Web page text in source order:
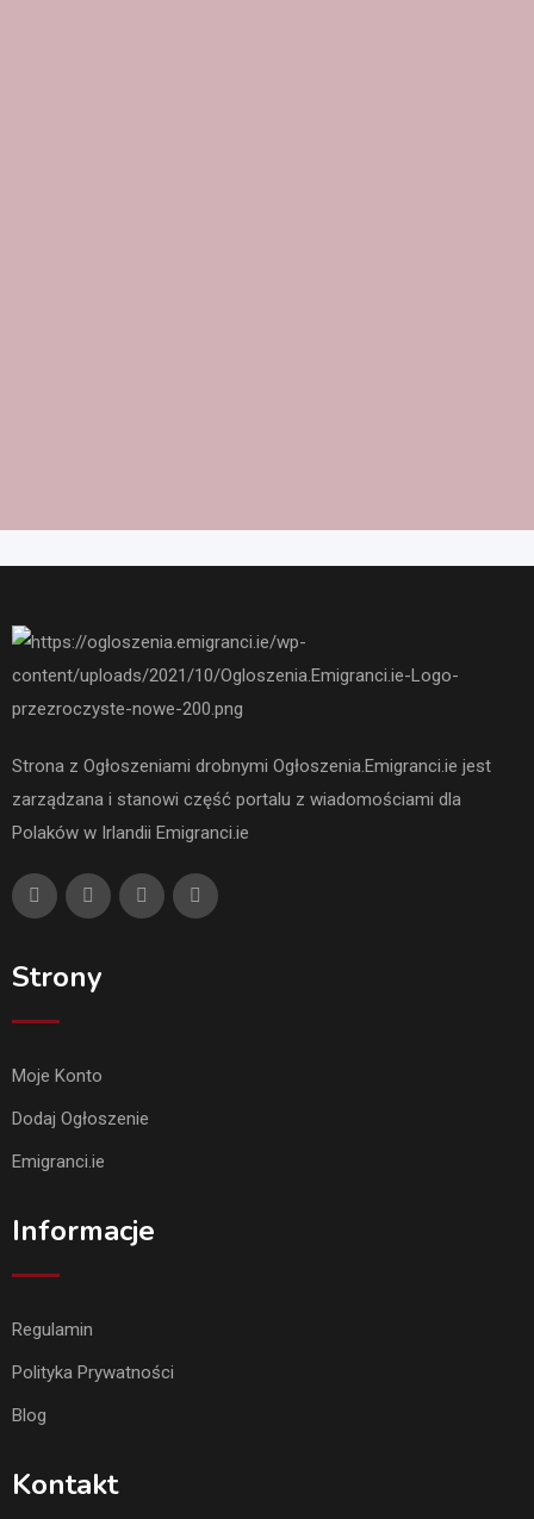
Strona z Ogłoszeniami drobnymi Ogłoszenia.Emigranci.ie jest
zarządzana i stanowi część portalu z wiadomościami dla
Polaków w Irlandii Emigranci.ie
Strony
Moje Konto
Dodaj Ogłoszenie
Emigranci.ie
Informacje
Regulamin
Polityka Prywatności
Blog
Kontakt